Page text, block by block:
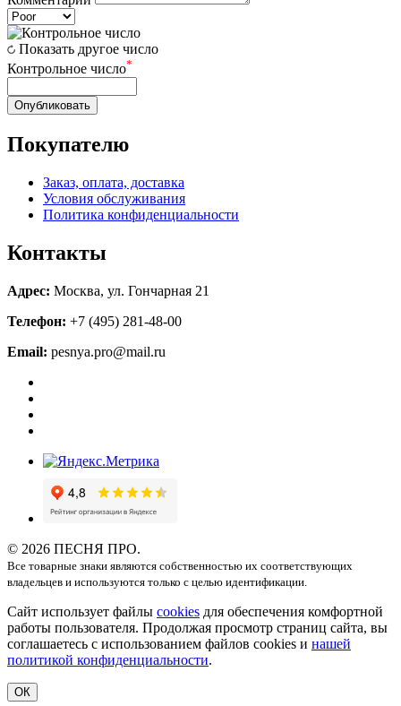
Показать другое число
Контрольное число*
Опубликовать
Покупателю
Заказ, оплата, доставка
Условия обслуживания
Политика конфиденциальности
Контакты
Адрес: Москва, ул. Гончарная 21
Телефон: +7 (495) 281-48-00
Email: pesnya.pro@mail.ru
© 2026 ПЕСНЯ ПРО.
Все товарные знаки являются собственностью их соответствующих
владельцев и используются только с целью идентификации.
Сайт использует файлы cookies для обеспечения комфортной
работы пользователя. Продолжая просмотр страниц сайта, вы
соглашаетесь с использованием файлов cookies и нашей
политикой конфиденциальности.
ОК